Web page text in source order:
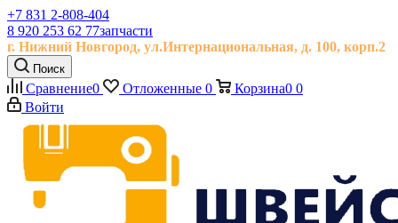
+7 831 2-808-404
8 920 253 62 77запчасти
г. Нижний Новгород, ул.Интернациональная, д. 100, корп.2
Поиск
Сравнение0 Отложенные 0 Корзина0 0
Войти